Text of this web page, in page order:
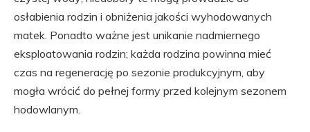
osłabienia rodzin i obniżenia jakości wyhodowanych
matek. Ponadto ważne jest unikanie nadmiernego
eksploatowania rodzin; każda rodzina powinna mieć
czas na regenerację po sezonie produkcyjnym, aby
mogła wrócić do pełnej formy przed kolejnym sezonem
hodowlanym.